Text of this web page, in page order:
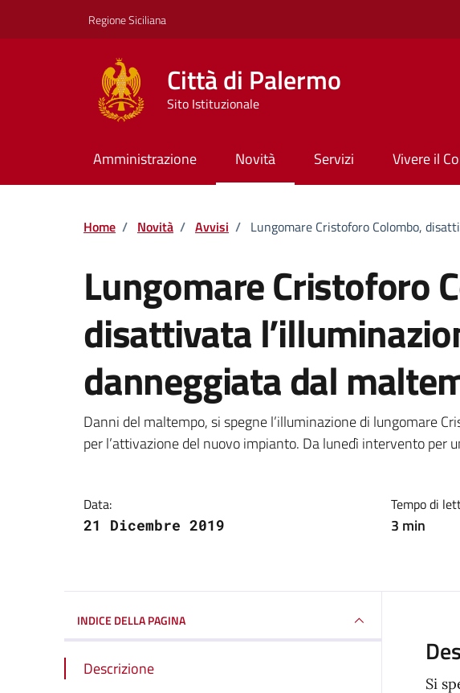
Regione Siciliana
Città di Palermo
Sito Istituzionale
Amministrazione Novità Servizi Vivere il
Home / Novità / Avvisi / Lungomare Cristoforo Colombo,
Lungomare Cristoforo
disattivata
danneggiata dal
Dettagli della notizia
Danni del maltempo, si spegne l’illuminazione di lungomare
per l’attivazione del nuovo impianto. Da lunedì intervento per
Data:
21 Dicembre 2019
Tempo di
3 min
INDICE DELLA PAGINA
Descrizione
Si